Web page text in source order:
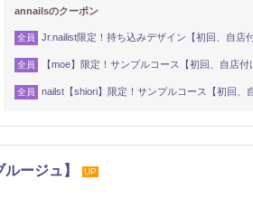
annailsのクーポン
全員 Jr.nailist限定！持ち込みデザイン【初回、自店
全員 【moe】限定！サンプルコース【初回、自店付
全員 nailst【shiori】限定！サンプルコース【初回、
ージュ】 UP